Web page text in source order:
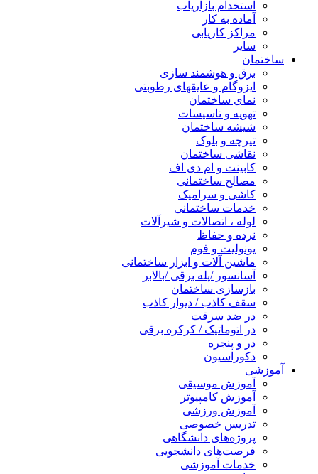
استخدام بازاریاب
آماده به کار
مراکز کاریابی
سایر
ساختمان
برق و هوشمند سازی
ایزوگام و عایقهای رطوبتی
نمای ساختمان
تهویه و تاسیسات
شیشه ساختمان
تیرچه و بلوک
نقاشی ساختمان
کابینت و ام دی اف
مصالح ساختمانی
کاشی و سرامیک
خدمات ساختمانی
لوله ، اتصالات و شیرآلات
نرده و حفاظ
یونولیت و فوم
ماشین آلات و ابزار ساختمانی
آسانسور /پله برقی /بالابر
بازسازی ساختمان
سقف کاذب / دیوار کاذب
در ضد سرقت
در اتوماتیک / کرکره برقی
در و پنجره
دکوراسیون
آموزشی
آموزش موسیقی
آموزش کامپیوتر
آموزش ورزشی
تدریس خصوصی
پروژه‌های دانشگاهی
فرصت‌های دانشجویی
خدمات آموزشی